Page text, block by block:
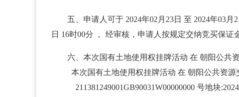
五、申请人可于 2024年02月23日 至 2024年03
日 16时00分 。经审核，申请人按规定交纳竞买保证
六、本次国有土地使用权挂牌活动 在 朝阳公共
本次国有土地使用权挂牌活动 在 朝阳公共资源
211381249001GB90031W00000000 号地块:2024